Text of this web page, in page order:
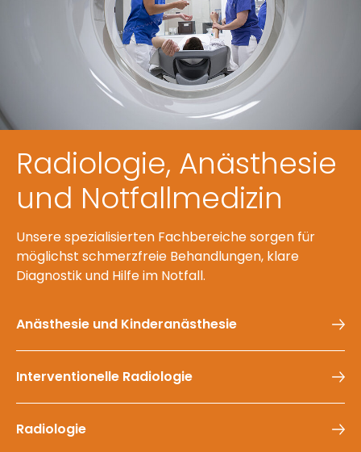
Radiologie, Anästhesie
und Notfallmedizin
Unsere spezialisierten Fachbereiche sorgen für
möglichst schmerzfreie Behandlungen, klare
Diagnostik und Hilfe im Notfall.
Anästhesie und Kinderanästhesie
Interventionelle Radiologie
Radiologie